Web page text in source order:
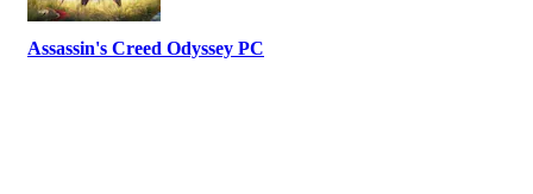
Assassin's Creed Odyssey PC